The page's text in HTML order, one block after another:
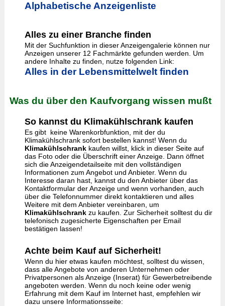
Alphabetische Anzeigenliste
Alles zu einer Branche finden
Mit der Suchfunktion in dieser Anzeigengalerie können nur
Anzeigen unserer 12 Fachmärkte gefunden werden. Um
andere Inhalte zu finden, nutze folgenden Link:
Alles in der Lebensmittelwelt finden
Was du über den Kaufvorgang wissen mußt
So kannst du Klimakühlschrank kaufen
Es gibt keine Warenkorbfunktion, mit der du
Klimakühlschrank sofort bestellen kannst! Wenn du
Klimakühlschrankkaufen willst, klick in dieser Seite auf
das Foto oder die Überschrift einer Anzeige. Dann öffnet
sich die Anzeigendetailseite mit den vollständigen
Informationen zum Angebot und Anbieter. Wenn du
Interesse daran hast, kannst du den Anbieter über das
Kontaktformular der Anzeige und wenn vorhanden, auch
über die Telefonnummer direkt kontaktieren und alles
Weitere mit dem Anbieter vereinbaren, um
Klimakühlschrankzu kaufen. Zur Sicherheit solltest du dir
telefonisch zugesicherte Eigenschaften per Email
bestätigen lassen!
Achte beim Kauf auf Sicherheit!
Wenn du hier etwas kaufen möchtest, solltest du wissen,
dass alle Angebote von anderen Unternehmen oder
Privatpersonen als Anzeige (Inserat) für Gewerbetreibende
angeboten werden. Wenn du noch keine oder wenig
Erfahrung mit dem Kauf im Internet hast, empfehlen wir
dazu unsere Informationsseite: